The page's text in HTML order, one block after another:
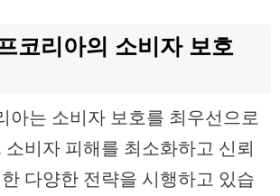
코리아의 소비자 보호
아는 소비자 보호를 최우선으로
비자 피해를 최소화하고 신뢰
다양한 전략을 시행하고 있습